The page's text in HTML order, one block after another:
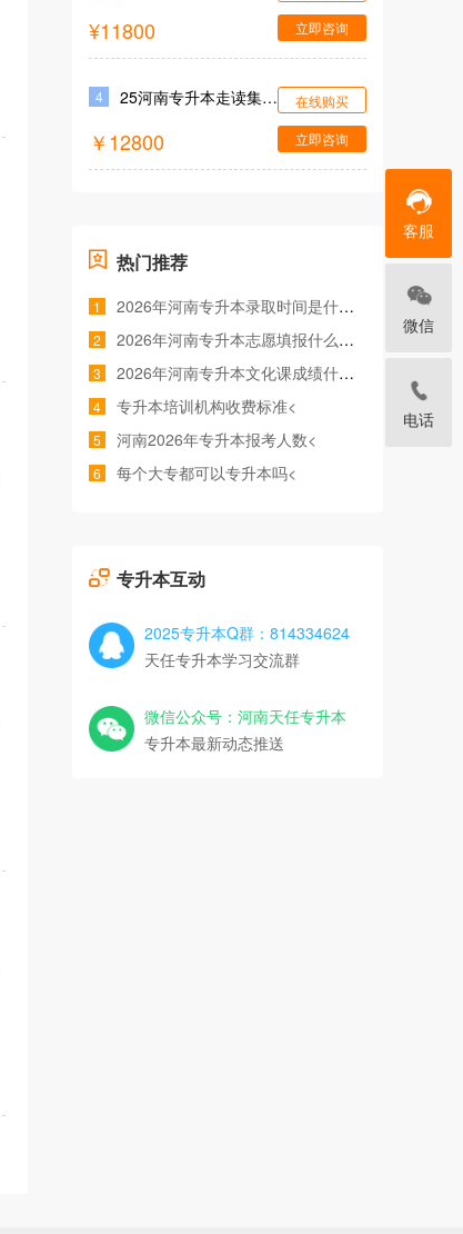
¥11800
立即咨询
4 25河南专升本走读集训营
￥12800
在线购买
立即咨询
热门推荐
1 2026年河南专升本录取时间是什么时候<
2 2026年河南专升本志愿填报什么时间<
3 2026年河南专升本文化课成绩什么时候公布<
4 专升本培训机构收费标准<
5 河南2026年专升本报考人数<
6 每个大专都可以专升本吗<
专升本互动
2025专升本Q群：814334624
天任专升本学习交流群
微信公众号：河南天任专升本
专升本最新动态推送
客服
微信
电话